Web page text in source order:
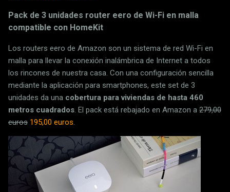
Pack de 3 unidades router eero de Wi-Fi en malla
compatible con HomeKit
Los routers eero de Amazon son un sistema de red Wi-Fi en
malla para llevar la conexión inalámbrica de Internet a todos
los rincones de nuestra casa. Con una configuración sencilla
mediante la aplicación para smartphones, este set de 3
unidades da una cobertura para viviendas de hasta 460
metros cuadrados. El pack está rebajado en Amazon a 279,00
euros 195,00 euros.